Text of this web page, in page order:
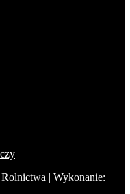
| Wykonanie: